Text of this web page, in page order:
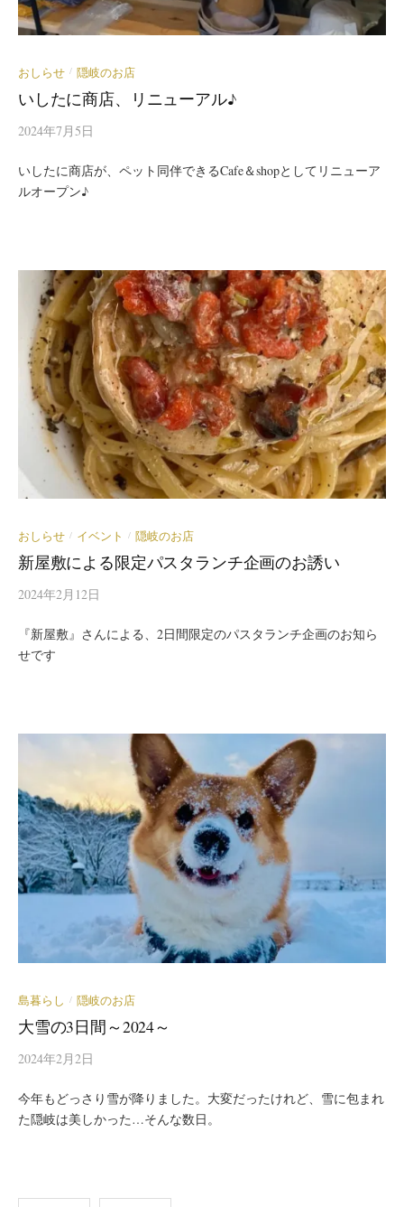
おしらせ / 隠岐のお店
いしたに商店、リニューアル♪
2024年7月5日
いしたに商店が、ペット同伴できるCafe＆shopとしてリニューア
ルオープン♪
おしらせ / イベント / 隠岐のお店
新屋敷による限定パスタランチ企画のお誘い
2024年2月12日
『新屋敷』さんによる、2日間限定のパスタランチ企画のお知ら
せです
島暮らし / 隠岐のお店
大雪の3日間～2024～
2024年2月2日
今年もどっさり雪が降りました。大変だったけれど、雪に包まれ
た隠岐は美しかった…そんな数日。